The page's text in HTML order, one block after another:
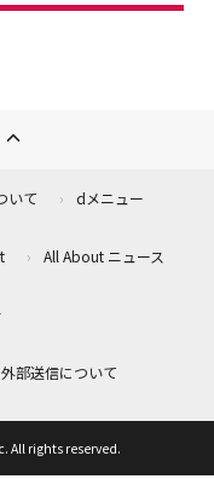
いて dメニュー
All About ニュース
部送信について
All rights reserved.